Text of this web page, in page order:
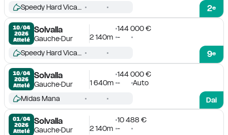
2e
Speedy Hard Vicane
10/04
2026
Attelé
Solvalla
GaucheDur
144 000 €
2 140m -
9e
Speedy Hard Vicane
10/04
2026
Attelé
Solvalla
GaucheDur
144 000 €
1 640m -
Auto
Dai
Midas Mana
01/04
2026
Attelé
Solvalla
GaucheDur
10 488 €
2 140m -